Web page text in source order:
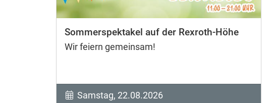
Sommerspektakel auf der Rexroth-Höhe
Wir feiern gemeinsam!
Samstag, 22.08.2026